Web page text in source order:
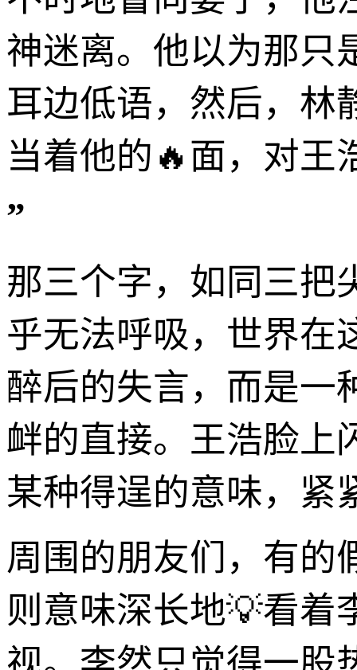
神迷离。他以为那只
耳边低语，然后，
当着他的🔥面，对王
”
那三个字，如同三把
乎无法呼吸，世界在
醉后的失言，而是一
衅的直接。王浩脸上
某种得逞的意味，紧
周围的朋友们，有的
则意味深长地💡看着